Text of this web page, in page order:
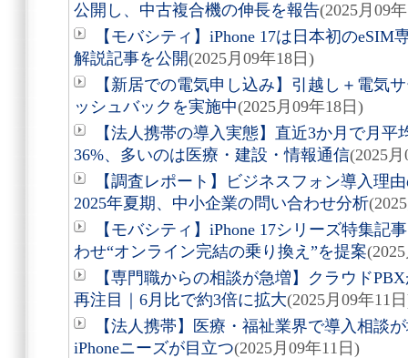
公開し、中古複合機の伸長を報告(2025月09
【モバシティ】iPhone 17は日本初の
解説記事を公開(2025月09年18日)
【新居での電気申し込み】引越し＋電気
ッシュバックを実施中(2025月09年18日)
【法人携帯の導入実態】直近3か月で月
36%、多いのは医療・建設・情報通信(2025
【調査レポート】ビジネスフォン導入理
2025年夏期、中小企業の問い合わせ分析
【モバシティ】iPhone 17シリーズ特集
わせ“オンライン完結の乗り換え”を提案
【専門職からの相談が急増】クラウド
再注目｜6月比で約3倍に拡大(2025月09年11
【法人携帯】医療・福祉業界で導入相談
iPhoneニーズが目立つ(2025月09年11日)